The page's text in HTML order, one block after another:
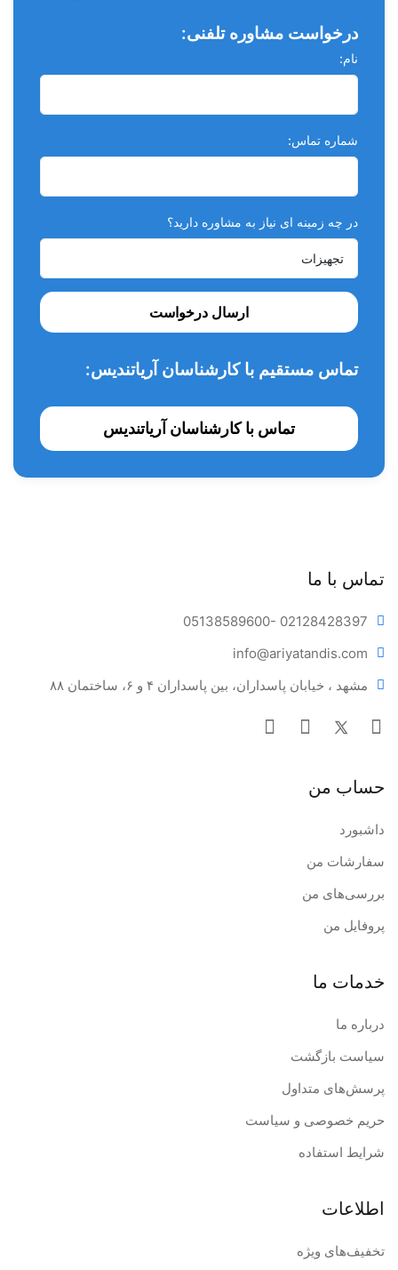
درخواست مشاوره تلفنی:
نام:
شماره تماس:
در چه زمینه ای نیاز به مشاوره دارید؟
ارسال درخواست
تماس مستقیم با کارشناسان آریاتندیس:
تماس با کارشناسان آریاتندیس
تماس با ما
05138589600- 02128428397
info@ariyatandis.com
مشهد ، خیابان پاسداران، بین پاسداران ۴ و ۶، ساختمان ۸۸
حساب من
داشبورد
سفارشات من
بررسی‌های من
پروفایل من
خدمات ما
درباره ما
سیاست بازگشت
پرسش‌های متداول
حریم خصوصی و سیاست
شرایط استفاده
اطلاعات
تخفیف‌های ویژه